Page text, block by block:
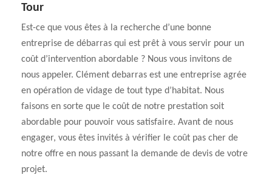
Tour
Est-ce que vous êtes à la recherche d’une bonne
entreprise de débarras qui est prêt à vous servir pour un
coût d’intervention abordable ? Nous vous invitons de
nous appeler. Clément debarras est une entreprise agrée
en opération de vidage de tout type d’habitat. Nous
faisons en sorte que le coût de notre prestation soit
abordable pour pouvoir vous satisfaire. Avant de nous
engager, vous êtes invités à vérifier le coût pas cher de
notre offre en nous passant la demande de devis de votre
projet.